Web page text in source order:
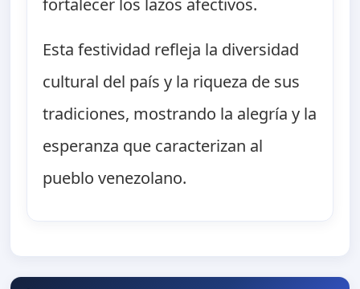
Esta festividad refleja la diversidad
cultural del país y la riqueza de sus
tradiciones, mostrando la alegría y la
esperanza que caracterizan al
pueblo venezolano.